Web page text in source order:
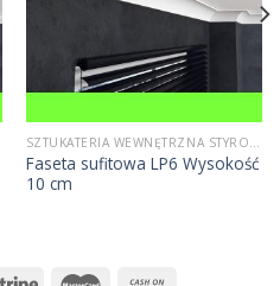
SZTUKATERIA WEWNĘTRZNA STYROPIANOWA
Faseta sufitowa LP6 Wysokość
10 cm